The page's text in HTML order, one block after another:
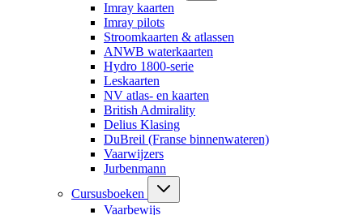
Imray kaarten
Imray pilots
Stroomkaarten & atlassen
ANWB waterkaarten
Hydro 1800-serie
Leskaarten
NV atlas- en kaarten
British Admirality
Delius Klasing
DuBreil (Franse binnenwateren)
Vaarwijzers
Jurbenmann
Cursusboeken
Vaarbewijs